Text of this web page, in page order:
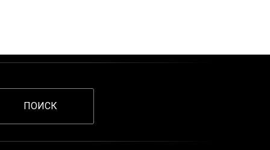
ПОИСК